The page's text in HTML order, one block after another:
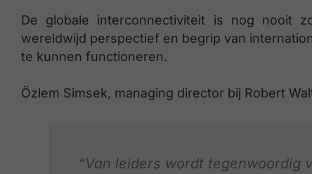
De globale interconnectiviteit is nog nooit
wereldwijd perspectief en begrip van
te kunnen functioneren.
Özlem Simsek, managing director bij Robert
“Van leiders wordt tegenwoordig